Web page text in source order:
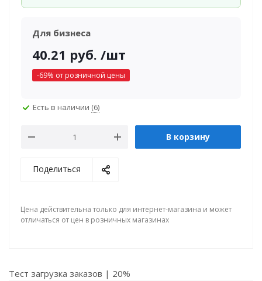
Для бизнеса
40.21 руб. /шт
-69% от розничной цены
Есть в наличии (6)
В корзину
Поделиться
Цена действительна только для интернет-магазина и может
отличаться от цен в розничных магазинах
Тест загрузка заказов | 20%